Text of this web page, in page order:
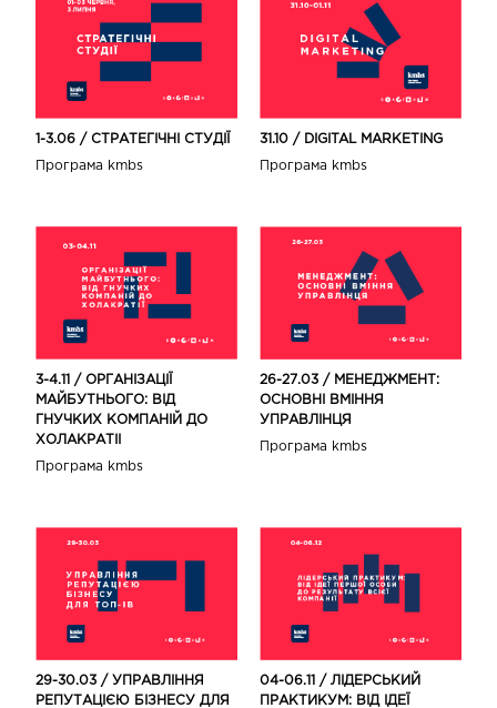
1-3.06 / СТРАТЕГІЧНІ СТУДІЇ
Програма kmbs
31.10 / DIGITAL MARKETING
Програма kmbs
3-4.11 / ОРГАНІЗАЦІЇ
МАЙБУТНЬОГО: ВІД
ГНУЧКИХ КОМПАНІЙ ДО
ХОЛАКРАТІІ
Програма kmbs
26-27.03 / МЕНЕДЖМЕНТ:
ОСНОВНІ ВМІННЯ
УПРАВЛІНЦЯ
Програма kmbs
29-30.03 / УПРАВЛІННЯ
РЕПУТАЦІЄЮ БІЗНЕСУ ДЛЯ
04-06.11 / ЛІДЕРСЬКИЙ
ПРАКТИКУМ: ВІД ІДЕЇ